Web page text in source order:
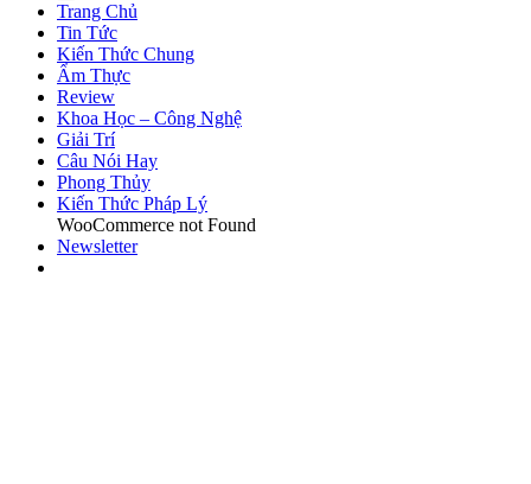
Trang Chủ
Tin Tức
Kiến Thức Chung
Ẩm Thực
Review
Khoa Học – Công Nghệ
Giải Trí
Câu Nói Hay
Phong Thủy
Kiến Thức Pháp Lý
WooCommerce not Found
Newsletter